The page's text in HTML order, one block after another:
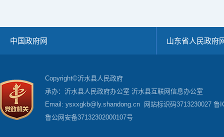
中国政府网 山东省人民政府
Copyright©沂水县人民政府
承办：沂水县人民政府办公室 沂水县互联网信息办公室
Email: ysxxgkb@ly.shandong.cn 网站标识码3713230027 鲁
鲁公网安备37132302000107号